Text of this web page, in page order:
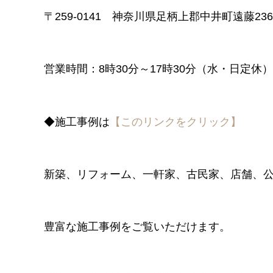
〒259-0141 神奈川県足柄上郡中井町遠藤
営業時間：8時30分～17時30分（水・日定休）
◆施工事例は 【このリンクをクリック】
新築、リフォーム、一軒家、古民家、店舗、
豊富な施工事例をご覧いただけます。